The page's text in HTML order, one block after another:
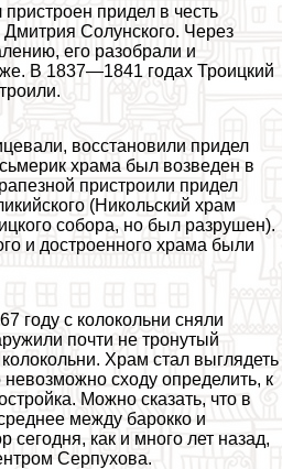
придел в честь
Дмитрия Солунского. Через
его разобрали и
В 1837—1841 годах Троицкий
восстановили придел
храма был возведен в
пристроили придел
(Никольский храм
собора, но был разрушен).
и достроенного храма были
году с колокольни сняли
почти не тронутый
Храм стал выглядеть
сходу определить, к
Можно сказать, что в
между барокко и
сегодня, как и много лет назад,
Серпухова.